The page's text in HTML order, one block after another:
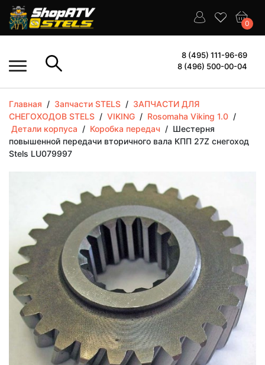
0
8 (495) 111-96-69
8 (496) 500-00-04
Главная / Запчасти STELS / ЗАПЧАСТИ ДЛЯ
СНЕГОХОДОВ STELS / VIKING / Rosomaha Viking 1.0 /
Детали корпуса / Коробка передач / Шестерня
повышенной передачи вторичного вала КПП 27Z снегоход
Stels LU079997